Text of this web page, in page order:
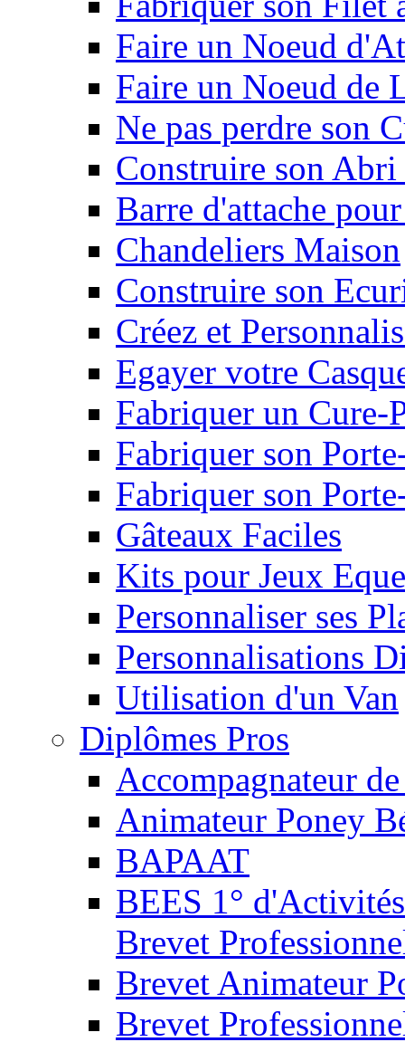
Faire un Noeud
Faire un Noeud de
Ne pas perdre son
Construire son
Barre d'attache
Chandeliers Maison
Construire son
Créez et
Egayer votre
Fabriquer un Cure-
Fabriquer son
Fabriquer son
Gâteaux Faciles
Kits pour Jeux
Personnaliser ses
Personnalisations
Utilisation d'un Van
Diplômes Pros
Accompagnateur
Animateur Poney
BAPAAT
BEES 1°
Brevet
Brevet Animateur
Brevet